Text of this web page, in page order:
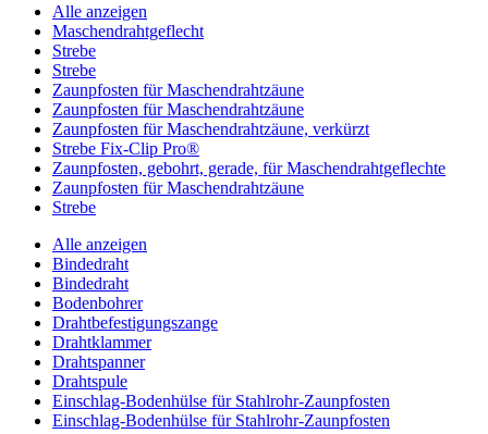
Alle anzeigen
Maschendrahtgeflecht
Strebe
Strebe
Zaunpfosten für Maschendrahtzäune
Zaunpfosten für Maschendrahtzäune
Zaunpfosten für Maschendrahtzäune, verkürzt
Strebe Fix-Clip Pro®
Zaunpfosten, gebohrt, gerade, für Maschendrahtgeflechte
Zaunpfosten für Maschendrahtzäune
Strebe
Alle anzeigen
Bindedraht
Bindedraht
Bodenbohrer
Drahtbefestigungszange
Drahtklammer
Drahtspanner
Drahtspule
Einschlag-Bodenhülse für Stahlrohr-Zaunpfosten
Einschlag-Bodenhülse für Stahlrohr-Zaunpfosten